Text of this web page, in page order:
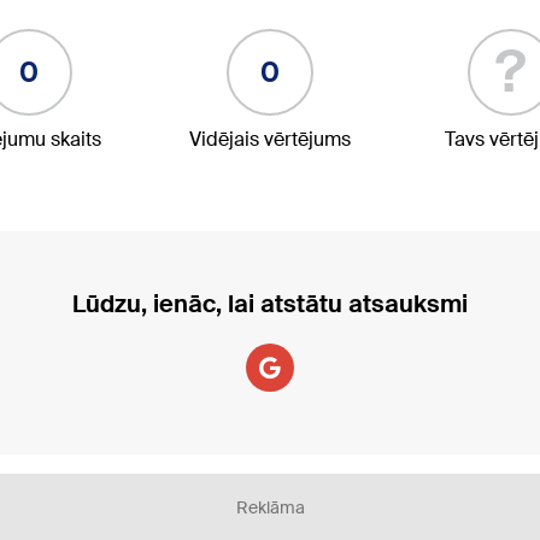
0
skaits
0
Vidējais vērtējums
?
Tavs
Lūdzu, ienāc, lai atstātu atsauksmi
Reklāma